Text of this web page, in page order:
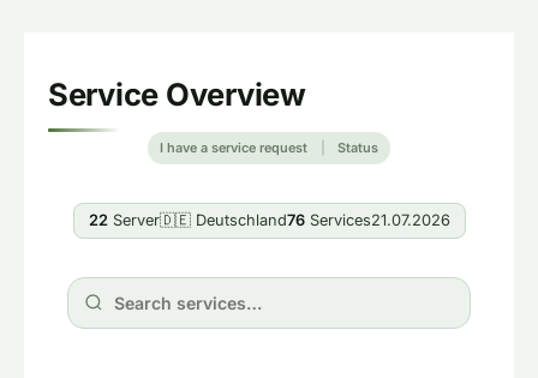
Service Overview
I have a service request Status
22 Server🇩🇪 Deutschland76Services21.07.2026